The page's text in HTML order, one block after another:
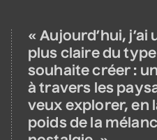
•
6 septembre
Salle André-
Patrick
« Aujourd’hui,
plus claire du
souhaite créer :
à travers les
veux explorer, en
poids de la